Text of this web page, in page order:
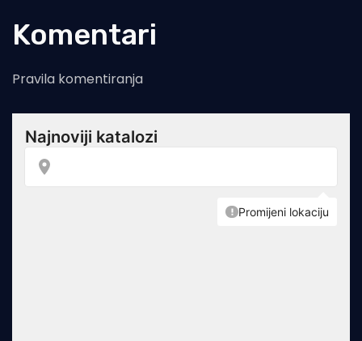
Komentari
Pravila komentiranja